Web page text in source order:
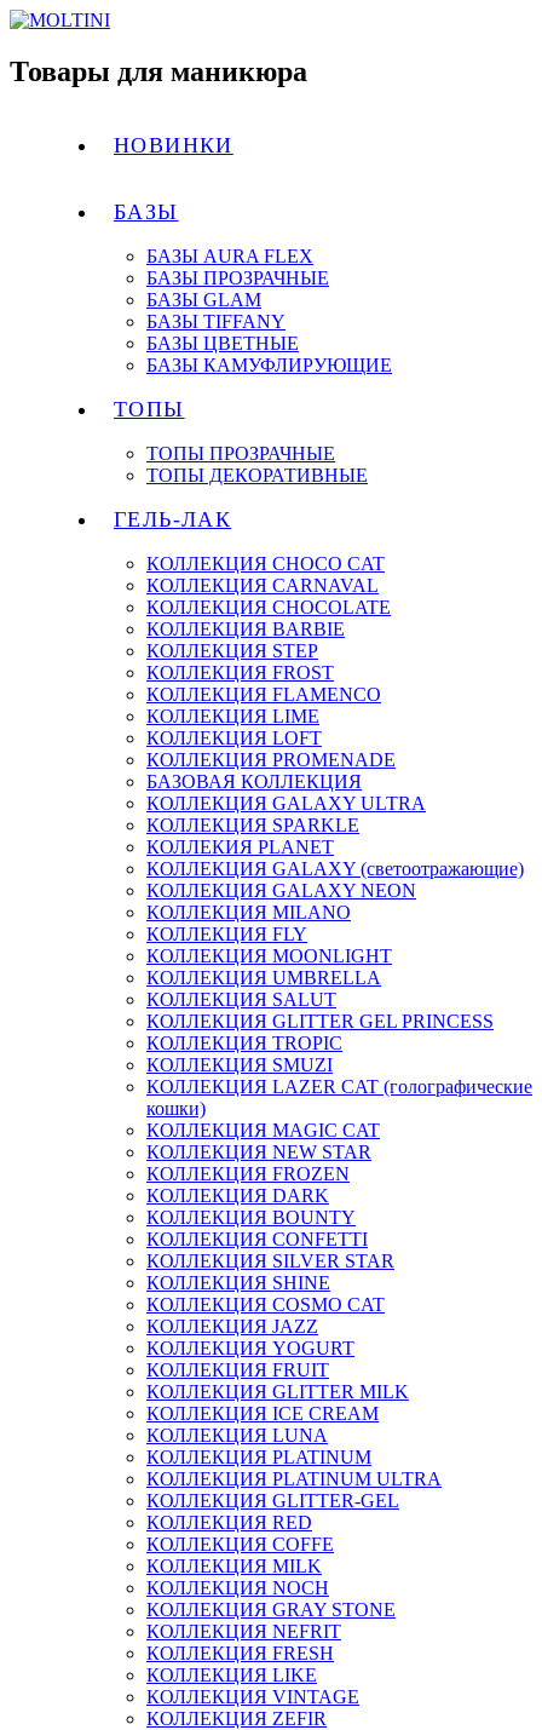
Товары для маникюра
НОВИНКИ
БАЗЫ
БАЗЫ AURA FLEX
БАЗЫ ПРОЗРАЧНЫЕ
БАЗЫ GLAM
БАЗЫ TIFFANY
БАЗЫ ЦВЕТНЫЕ
БАЗЫ КАМУФЛИРУЮЩИЕ
ТОПЫ
ТОПЫ ПРОЗРАЧНЫЕ
ТОПЫ ДЕКОРАТИВНЫЕ
ГЕЛЬ-ЛАК
КОЛЛЕКЦИЯ CHOCO CAT
КОЛЛЕКЦИЯ CARNAVAL
КОЛЛЕКЦИЯ CHOCOLATE
КОЛЛЕКЦИЯ BARBIE
КОЛЛЕКЦИЯ STEP
КОЛЛЕКЦИЯ FROST
КОЛЛЕКЦИЯ FLAMENCO
КОЛЛЕКЦИЯ LIME
КОЛЛЕКЦИЯ LOFT
КОЛЛЕКЦИЯ PROMENADE
БАЗОВАЯ КОЛЛЕКЦИЯ
КОЛЛЕКЦИЯ GALAXY ULTRA
КОЛЛЕКЦИЯ SPARKLE
КОЛЛЕКИЯ PLANET
КОЛЛЕКЦИЯ GALAXY (светоотражающие)
КОЛЛЕКЦИЯ GALAXY NEON
КОЛЛЕКЦИЯ MILANO
КОЛЛЕКЦИЯ FLY
КОЛЛЕКЦИЯ MOONLIGHT
КОЛЛЕКЦИЯ UMBRELLA
КОЛЛЕКЦИЯ SALUT
КОЛЛЕКЦИЯ GLITTER GEL PRINCESS
КОЛЛЕКЦИЯ TROPIC
КОЛЛЕКЦИЯ SMUZI
КОЛЛЕКЦИЯ LAZER CAT (голографические
кошки)
КОЛЛЕКЦИЯ MAGIC CAT
КОЛЛЕКЦИЯ NEW STAR
КОЛЛЕКЦИЯ FROZEN
КОЛЛЕКЦИЯ DARK
КОЛЛЕКЦИЯ BOUNTY
КОЛЛЕКЦИЯ CONFETTI
КОЛЛЕКЦИЯ SILVER STAR
КОЛЛЕКЦИЯ SHINE
КОЛЛЕКЦИЯ COSMO CAT
КОЛЛЕКЦИЯ JAZZ
КОЛЛЕКЦИЯ YOGURT
КОЛЛЕКЦИЯ FRUIT
КОЛЛЕКЦИЯ GLITTER MILK
КОЛЛЕКЦИЯ ICE CREAM
КОЛЛЕКЦИЯ LUNA
КОЛЛЕКЦИЯ PLATINUM
КОЛЛЕКЦИЯ PLATINUM ULTRA
КОЛЛЕКЦИЯ GLITTER-GEL
КОЛЛЕКЦИЯ RED
КОЛЛЕКЦИЯ COFFE
КОЛЛЕКЦИЯ MILK
КОЛЛЕКЦИЯ NOCH
КОЛЛЕКЦИЯ GRAY STONE
КОЛЛЕКЦИЯ NEFRIT
КОЛЛЕКЦИЯ FRESH
КОЛЛЕКЦИЯ LIKE
КОЛЛЕКЦИЯ VINTAGE
КОЛЛЕКЦИЯ ZEFIR